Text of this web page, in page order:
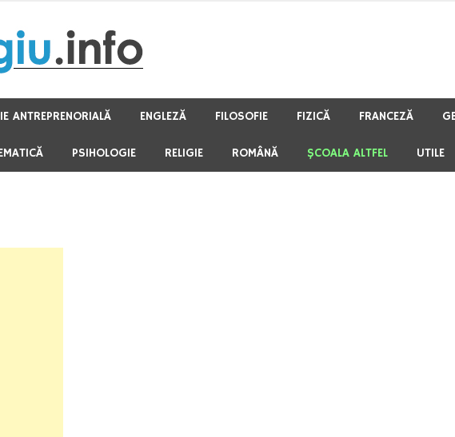
ANTREPRENORIALĂ ENGLEZĂ FILOSOFIE FIZICĂ FRANCEZĂ
PSIHOLOGIE RELIGIE ROMÂNĂ ŞCOALA ALTFEL UTILE